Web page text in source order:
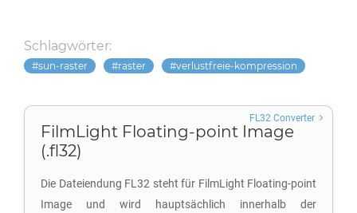
Schlagwörter:
sun-raster raster verlustfreie-kompression
FilmLight Floating-point Image
(.fl32)
Die Dateiendung FL32 steht für FilmLight Floating-point
Image und wird hauptsächlich innerhalb der
FL32 Converter